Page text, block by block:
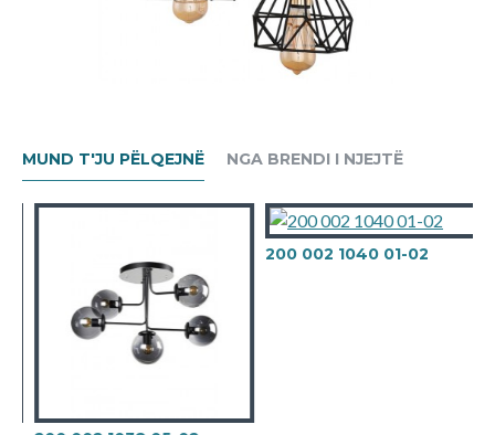
MUND T'JU PËLQEJNË NGA BRENDI I NJEJTË
200 002 1040 01-02